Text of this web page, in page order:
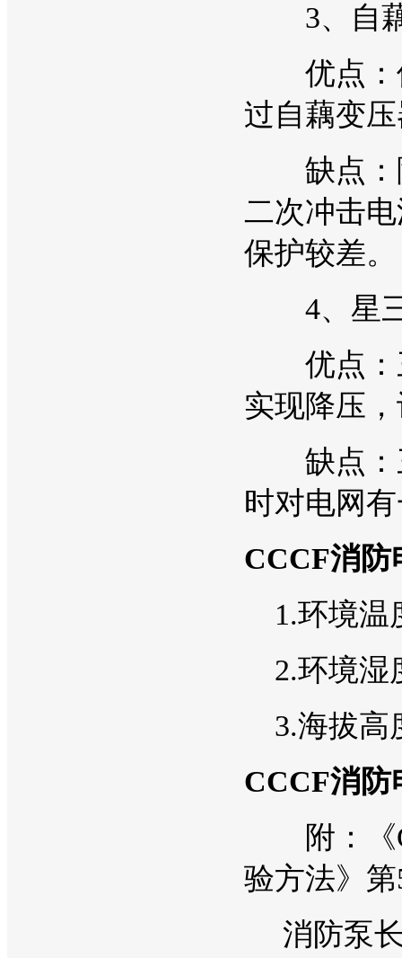
3、自藕
优点：使
过自藕变
缺点：降
二次冲击
保护较差。
4、星三
优点：三
实现降压
缺点：三
时对电网
CCCF消防
1.环境温
2.环境湿
3.海拔高
CCCF消防
附：《
验方法》
消防泵长